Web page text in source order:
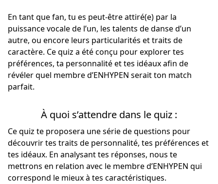
En tant que fan, tu es peut-être attiré(e) par la
puissance vocale de l’un, les talents de danse d’un
autre, ou encore leurs particularités et traits de
caractère. Ce quiz a été conçu pour explorer tes
préférences, ta personnalité et tes idéaux afin de
révéler quel membre d’ENHYPEN serait ton match
parfait.
À quoi s’attendre dans le quiz :
Ce quiz te proposera une série de questions pour
découvrir tes traits de personnalité, tes préférences et
tes idéaux. En analysant tes réponses, nous te
mettrons en relation avec le membre d’ENHYPEN qui
correspond le mieux à tes caractéristiques.